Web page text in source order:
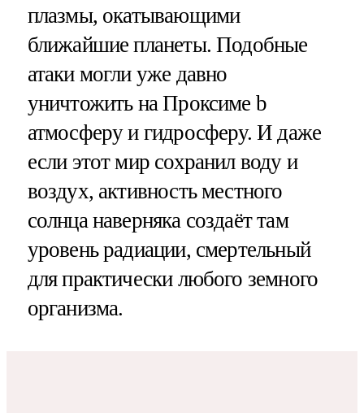
плазмы, окатывающими
ближайшие планеты. Подобные
атаки могли уже давно
уничтожить на Проксиме b
атмосферу и гидросферу. И даже
если этот мир сохранил воду и
воздух, активность местного
солнца наверняка создаёт там
уровень радиации, смертельный
для практически любого земного
организма.